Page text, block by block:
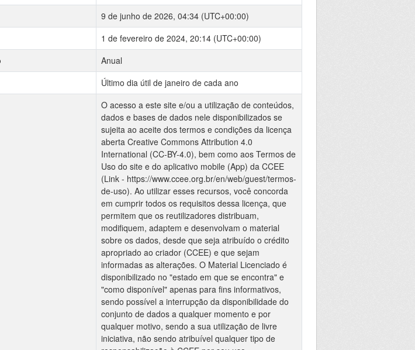
9 de junho de 2026, 04:34 (UTC+00:00)
1 de fevereiro de 2024, 20:14 (UTC+00:00)
Anual
Último dia útil de janeiro de cada ano
O acesso a este site e/ou a utilização de conteúdos,
dados e bases de dados nele disponibilizados se
sujeita ao aceite dos termos e condições da licença
aberta Creative Commons Attribution 4.0
International (CC-BY-4.0), bem como aos Termos de
Uso do site e do aplicativo mobile (App) da CCEE
(Link - https://www.ccee.org.br/en/web/guest/termos-
de-uso). Ao utilizar esses recursos, você concorda
em cumprir todos os requisitos dessa licença, que
permitem que os reutilizadores distribuam,
modifiquem, adaptem e desenvolvam o material
sobre os dados, desde que seja atribuído o crédito
apropriado ao criador (CCEE) e que sejam
informadas as alterações. O Material Licenciado é
disponibilizado no "estado em que se encontra" e
"como disponível" apenas para fins informativos,
sendo possível a interrupção da disponibilidade do
conjunto de dados a qualquer momento e por
qualquer motivo, sendo a sua utilização de livre
iniciativa, não sendo atribuível qualquer tipo de